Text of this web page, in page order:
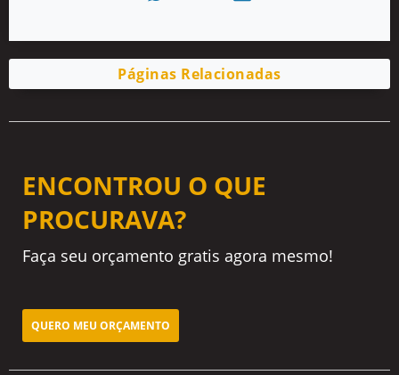
Páginas Relacionadas
ENCONTROU O QUE
PROCURAVA?
Faça seu orçamento gratis agora mesmo!
QUERO MEU ORÇAMENTO